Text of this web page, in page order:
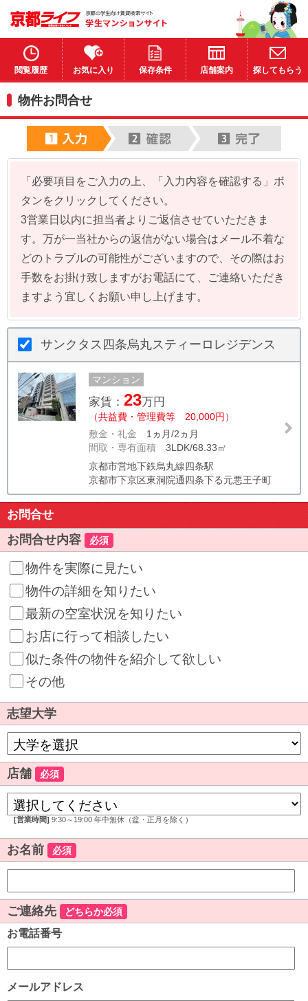
閲覧履歴 お気に入り 保存条件 店舗案内 探してもらう
物件お問合せ
「必要項目をご入力の上、「入力内容を確認する」ボ
タンをクリックしてください。
3営業日以内に担当者よりご返信させていただきま
す。万が一当社からの返信がない場合はメール不着な
どのトラブルの可能性がございますので、その際はお
手数をお掛け致しますがお電話にて、ご連絡いただき
ますよう宜しくお願い申し上げます。
サンクタス四条烏丸スティーロレジデンス
マンション
家賃： 23万円
（共益費・管理費等 20,000円）
敷金・礼金 1ヵ月/2ヵ月
間取・専有面積 3LDK/68.33㎡
京都市営地下鉄烏丸線四条駅
京都市下京区東洞院通四条下る元悪王子町
お問合せ
お問合せ内容 必須
物件を実際に見たい
物件の詳細を知りたい
最新の空室状況を知りたい
お店に行って相談したい
似た条件の物件を紹介して欲しい
その他
志望大学
店舗 必須
[営業時間] 9:30～19:00 年中無休（盆・正月を除く）
お名前 必須
ご連絡先 どちらか必須
お電話番号
メールアドレス